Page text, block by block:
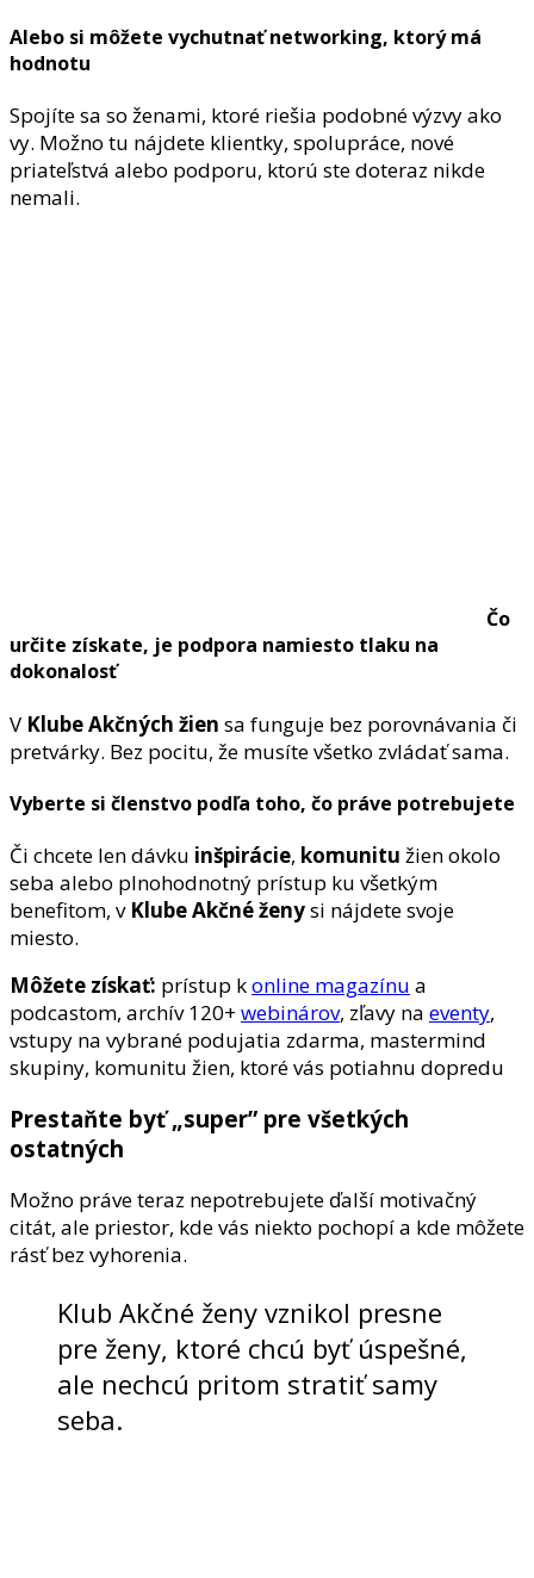
Alebo si môžete vychutnať networking, ktorý má
hodnotu
Spojíte sa so ženami, ktoré riešia podobné výzvy ako
vy. Možno tu nájdete klientky, spolupráce, nové
priateľstvá alebo podporu, ktorú ste doteraz nikde
nemali.
Čo
určite získate, je podpora namiesto tlaku na
dokonalosť
V Klube Akčných žien sa funguje bez porovnávania či
pretvárky. Bez pocitu, že musíte všetko zvládať sama.
Vyberte si členstvo podľa toho, čo práve potrebujete
Či chcete len dávku inšpirácie, komunitu žien okolo
seba alebo plnohodnotný prístup ku všetkým
benefitom, v Klube Akčné ženysi nájdete svoje
miesto.
Môžete získať: prístup konline magazínu a
podcastom, archív 120+ webinárov, zľavy na eventy,
vstupy na vybrané podujatia zdarma, mastermind
skupiny, komunitu žien, ktoré vás potiahnu dopredu
Prestaňte byť „super” pre všetkých
ostatných
Možno práve teraz nepotrebujete ďalší motivačný
citát, ale priestor, kde vás niekto pochopí a kde môžete
rásť bez vyhorenia.
Klub Akčné ženy vznikol presne
pre ženy, ktoré chcú byť úspešné,
ale nechcú pritom stratiť samy
seba.